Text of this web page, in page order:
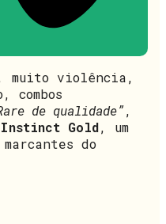
muito violência,
combos
de qualidade”,
Gold, um
do